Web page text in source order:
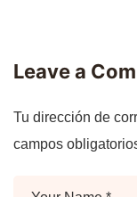
Leave a
Tu dirección de
campos